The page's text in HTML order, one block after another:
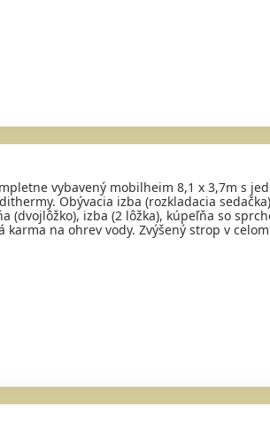
vybavený mobilheim 8,1 x 3,7m s
Obývacia izba (rozkladacia
(dvojlôžko), izba (2 lôžka), kúpeľňa so
karma na ohrev vody. Zvýšený strop v